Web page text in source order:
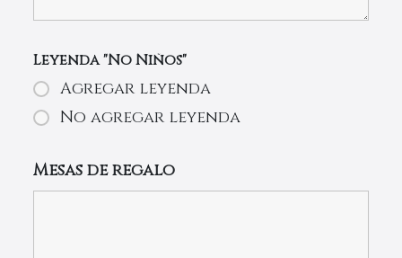
Leyenda "No Niños"
Agregar leyenda
No agregar leyenda
Mesas de regalo